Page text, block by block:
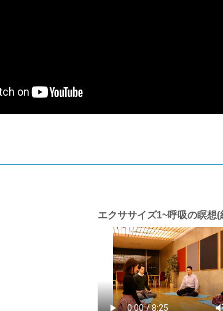
エクササイズ1~呼吸の瞑想(